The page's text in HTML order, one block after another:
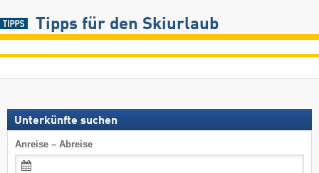
Tipps für den Skiurlaub
Unterkünfte suchen
Anreise – Abreise